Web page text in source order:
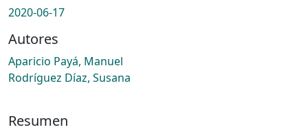
2020-06-17
Autores
Aparicio Payá, Manuel
Rodríguez Díaz, Susana
Resumen